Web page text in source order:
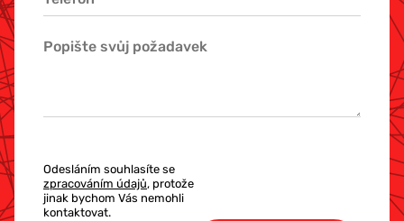
Odesláním souhlasíte se
zpracováním údajů, protože
jinak bychom Vás nemohli
kontaktovat.